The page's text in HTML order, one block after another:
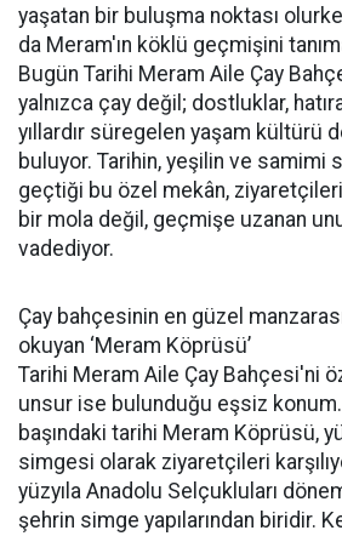
yaşatan bir buluşma noktası
da Meram'ın köklü geçmişini
Bugün Tarihi Meram Aile Çay
yalnızca çay değil; dostluklar,
yıllardır süregelen yaşam kültürü
buluyor. Tarihin, yeşilin ve samimi
geçtiği bu özel mekân,
bir mola değil, geçmişe uzanan
vadediyor.
Çay bahçesinin en güzel
okuyan ‘Meram Köprüsü’
Tarihi Meram Aile Çay Bahçesi'ni
unsur ise bulunduğu eşsiz konum.
başındaki tarihi Meram Köprüsü,
simgesi olarak ziyaretçileri
yüzyıla Anadolu Selçukluları
şehrin simge yapılarından biridir.